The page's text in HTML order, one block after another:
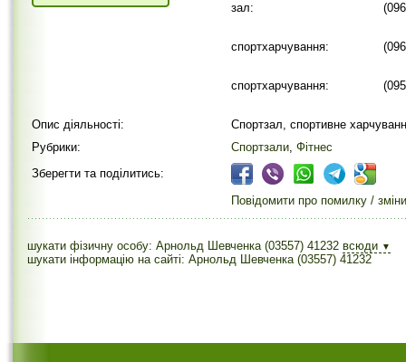
зал:
спортхарчування:
спортхарчування:
Опис діяльності:
Спортзал, спортивне
Рубрики:
Спортзали, Фітнес
Зберегти та поділитись:
Повідомити про помилку / зміни
шукати фізичну особу: Арнольд Шевченка (03557) 41232 всюди ▼
шукати інформацію на сайті: Арнольд Шевченка (03557) 41232